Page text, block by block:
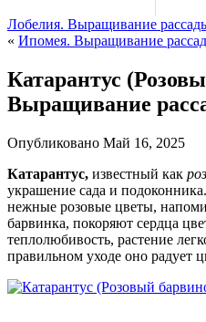
Лобелия. Выращивание
« Ипомея. Выращивание
Катарантус
Выращивание
Опубликовано Май 16, 2025
Катарантус, известный как
украшение сада и
нежные розовые цветы,
барвинка, покоряют сердца
теплолюбивость, растение
правильном уходе оно радует